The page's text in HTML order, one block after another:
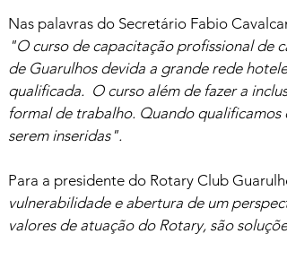
Nas palavras do Secretário Fabio
"O curso de capacitação profissional de
de Guarulhos devida a grande rede
qualificada.  O curso além de fazer a
formal de trabalho. Quando qualificamos
serem inseridas".
Para a presidente do Rotary Club
vulnerabilidade e abertura de um
valores de atuação do Rotary, são